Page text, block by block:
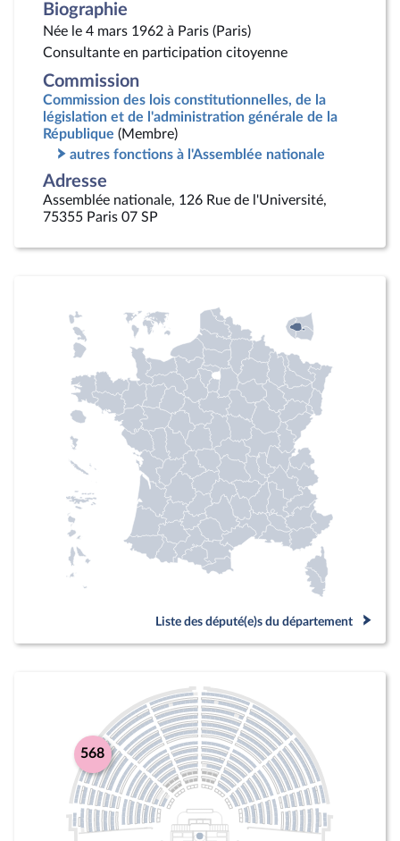
Biographie
Née le 4 mars 1962 à Paris (Paris)
Consultante en participation citoyenne
Commission
Commission des lois constitutionnelles, de la
législation et de l'administration générale de la
République (Membre)
autres fonctions à l'Assemblée nationale
Adresse
Assemblée nationale, 126 Rue de l'Université,
75355 Paris 07 SP
Liste des député(e)s du département
568